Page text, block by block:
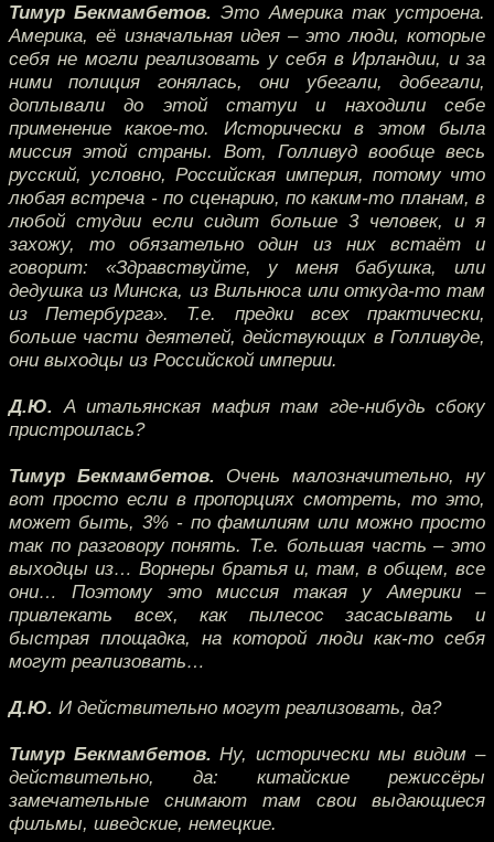
Тимур Бекмамбетов. Это Америка так устроена.
Америка, её изначальная идея – это люди, которые
себя не могли реализовать у себя в Ирландии, и за
ними полиция гонялась, они убегали, добегали,
доплывали до этой статуи и находили себе
применение какое-то. Исторически в этом была
миссия этой страны. Вот, Голливуд вообще весь
русский, условно, Российская империя, потому что
любая встреча - по сценарию, по каким-то планам, в
любой студии если сидит больше 3 человек, и я
захожу, то обязательно один из них встаёт и
говорит: «Здравствуйте, у меня бабушка, или
дедушка из Минска, из Вильнюса или откуда-то там
из Петербурга». Т.е. предки всех практически,
больше части деятелей, действующих в Голливуде,
они выходцы из Российской империи.
Д.Ю. А итальянская мафия там где-нибудь сбоку
пристроилась?
Тимур Бекмамбетов. Очень малозначительно, ну
вот просто если в пропорциях смотреть, то это,
может быть, 3% - по фамилиям или можно просто
так по разговору понять. Т.е. большая часть – это
выходцы из… Ворнеры братья и, там, в общем, все
они… Поэтому это миссия такая у Америки –
привлекать всех, как пылесос засасывать и
быстрая площадка, на которой люди как-то себя
могут реализовать…
Д.Ю. И действительно могут реализовать, да?
Тимур Бекмамбетов. Ну, исторически мы видим –
действительно, да: китайские режиссёры
замечательные снимают там свои выдающиеся
фильмы, шведские, немецкие.